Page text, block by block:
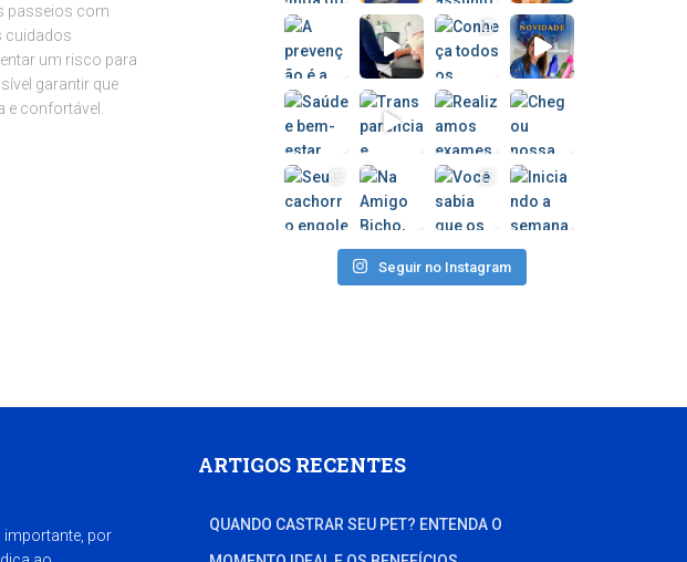
passeios com
cuidados
um risco para
garantir que
e confortável.
Seguir no Instagram
importante, por
ARTIGOS RECENTES
QUANDO CASTRAR SEU PET? ENTENDA O